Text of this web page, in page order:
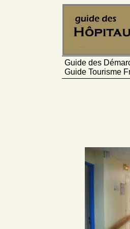
Guide des
Guide Tourisme